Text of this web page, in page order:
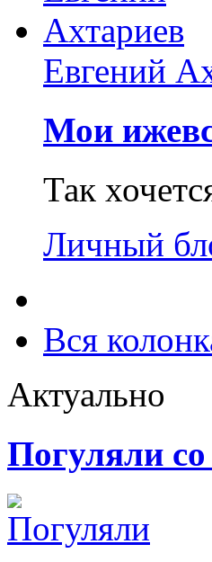
Евгений
Мои
Так
Личный
Вся
Актуально
Погуляли